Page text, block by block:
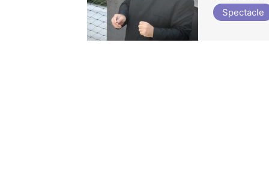
Spectacle